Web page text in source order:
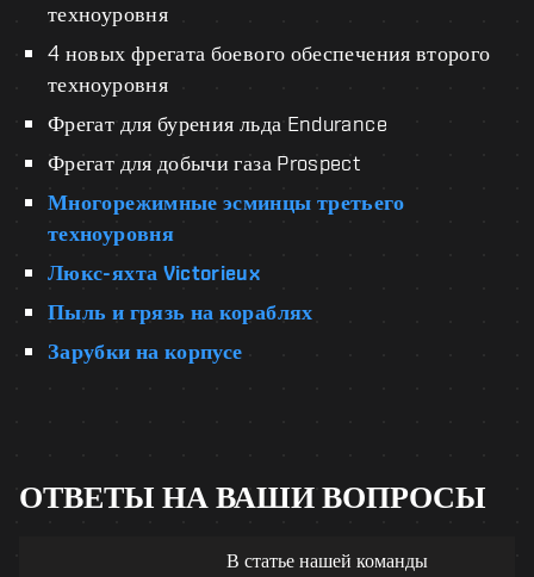
техноуровня
4 новых фрегата боевого обеспечения второго
техноуровня
Фрегат для бурения льда Endurance
Фрегат для добычи газа Prospect
Многорежимные эсминцы третьего
техноуровня
Люкс-яхта Victorieux
Пыль и грязь на кораблях
Зарубки на корпусе
ОТВЕТЫ НА ВАШИ ВОПРОСЫ
В статье нашей команды